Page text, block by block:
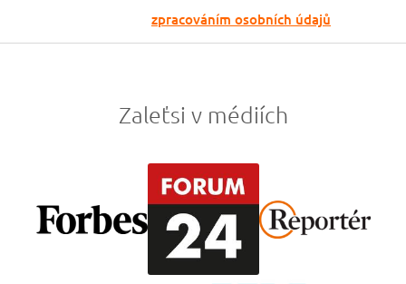
zpracováním osobních údajů
Zaleťsi v médiích